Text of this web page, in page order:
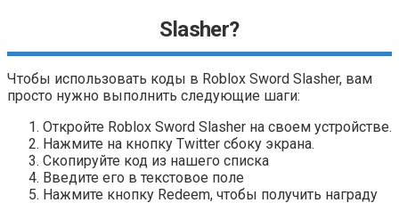
Slasher?
Чтобы использовать коды в Roblox Sword Slasher, вам
просто нужно выполнить следующие шаги:
Откройте Roblox Sword Slasher на своем устройстве.
Нажмите на кнопку Twitter сбоку экрана.
Скопируйте код из нашего списка
Введите его в текстовое поле
Нажмите кнопку Redeem, чтобы получить награду